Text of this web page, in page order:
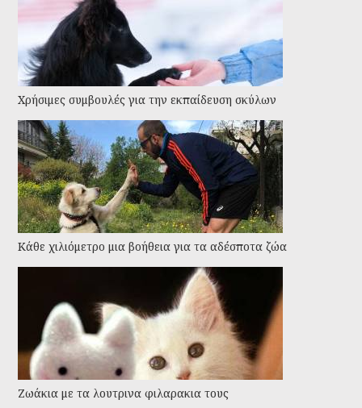
Χρήσιμες συμβουλές για την εκπαίδευση σκύλων
Kάθε χιλιόμετρο μια βοήθεια για τα αδέσποτα ζώα
Ζωάκια με τα λουτρινα φιλαρακια τους